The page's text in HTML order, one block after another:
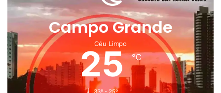
Campo Grande
Céu Limpo
25℃
33º - 25º